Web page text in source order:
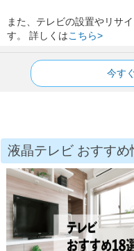
また、テレビの設置やリサ
す。 詳しくは こちら>
今す
液晶テレビ おすすめ